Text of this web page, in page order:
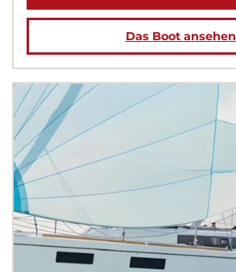
Das Boot ansehen